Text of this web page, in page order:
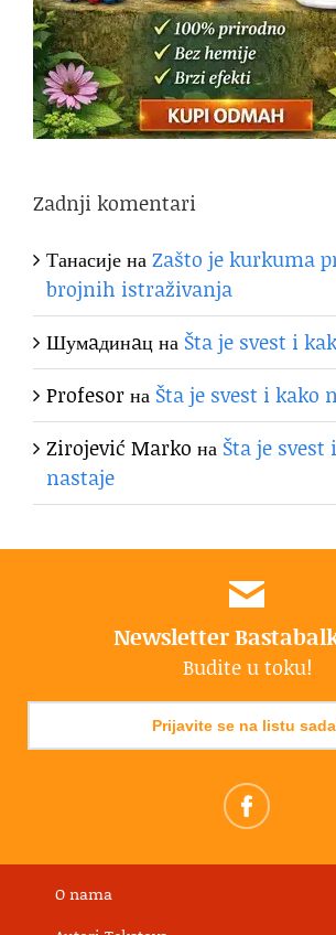
Zadnji komentari
ТанасијенаZašto je kurkuma
brojnih istraživanja
Шумaдинaцна Šta je svest i
Profesorна Šta je svest i kako
Zirojević Marko на Šta je svest
nastaje
Newsletter
Budite u toku!
Prijavite se na listu
O nama